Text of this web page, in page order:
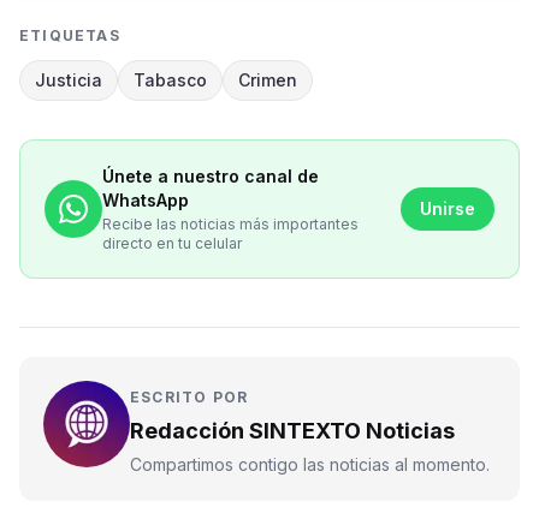
ETIQUETAS
Justicia Tabasco Crimen
Únete a nuestro canal de
WhatsApp
Recibe las noticias más importantes
directo en tu celular
Unirse
ESCRITO POR
Redacción SINTEXTO Noticias
Compartimos contigo las noticias al momento.